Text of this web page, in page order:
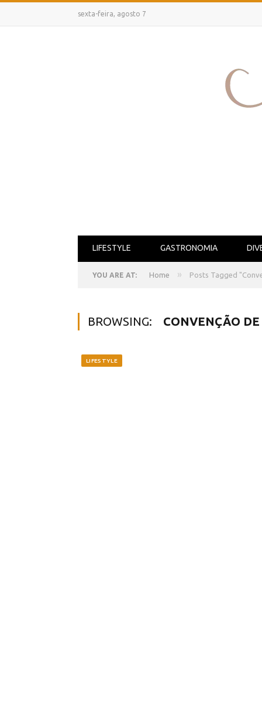
sexta-feira, agosto 7
LIFESTYLE GASTRONOMIA
YOU ARE AT: Home » Posts Tagged
BROWSING: CONVENÇÃO DE
LIFESTYLE